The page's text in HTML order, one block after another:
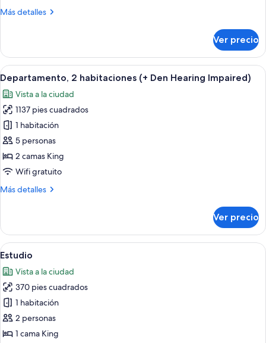
Den)
Más detalles
Más
2
habitaciones
(with
Den)
Ver precio
Abrir
todas
las
fotos
de
Departamento,
2
habitaciones
Den
Una habitación de hotel moderna
14
Departamento, 2 habitaciones (+ Den Hearing Impaired)
Vista a la ciudad
1137 pies cuadrados
1 habitación
5 personas
2 camas King
Wifi gratuito
Más detalles
Más
2
habitaciones
(+
Hearing
Impaired)
Ver precio
Abrir
todas
las
fotos
de
Estudio
Una habitación de hotel moderna
7
Estudio
Vista a la ciudad
370 pies cuadrados
1 habitación
2 personas
1 cama King